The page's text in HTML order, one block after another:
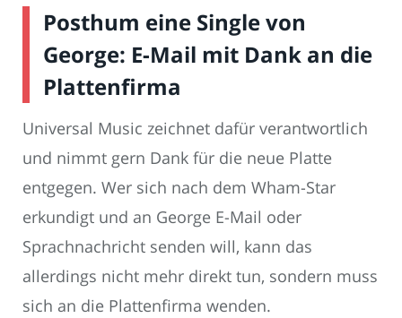
Posthum eine Single von
George: E-Mail mit Dank an die
Plattenfirma
Universal Music zeichnet dafür verantwortlich
und nimmt gern Dank für die neue Platte
entgegen. Wer sich nach dem Wham-Star
erkundigt und an George E-Mail oder
Sprachnachricht senden will, kann das
allerdings nicht mehr direkt tun, sondern muss
sich an die Plattenfirma wenden.